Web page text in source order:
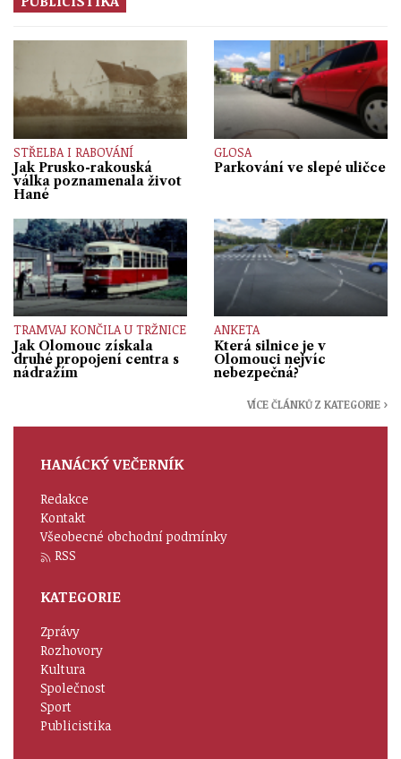
STŘELBA I RABOVÁNÍ
Jak Prusko-rakouská
válka poznamenala život
Hané
GLOSA
Parkování ve slepé uličce
TRAMVAJ KONČILA U TRŽNICE
Jak Olomouc získala
druhé propojení centra s
nádražím
ANKETA
Která silnice je v
Olomouci nejvíc
nebezpečná?
VÍCE ČLÁNKŮ Z KATEGORIE ›
HANÁCKÝ VEČERNÍK
Redakce
Kontakt
Všeobecné obchodní podmínky
RSS
KATEGORIE
Zprávy
Rozhovory
Kultura
Společnost
Sport
Publicistika